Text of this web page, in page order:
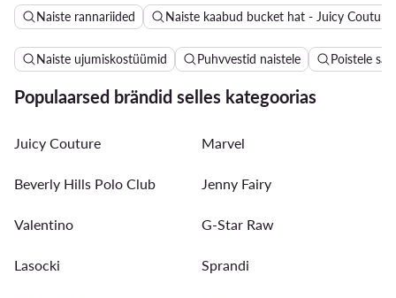
Naiste rannariided Naiste kaabud bucket hat - Juicy Couture
Naiste ujumiskostüümid Puhvvestid naistele Poistele
Populaarsed brändid selles kategoorias
Juicy Couture Marvel
Beverly Hills Polo Club Jenny Fairy
Valentino G-Star Raw
Lasocki Sprandi